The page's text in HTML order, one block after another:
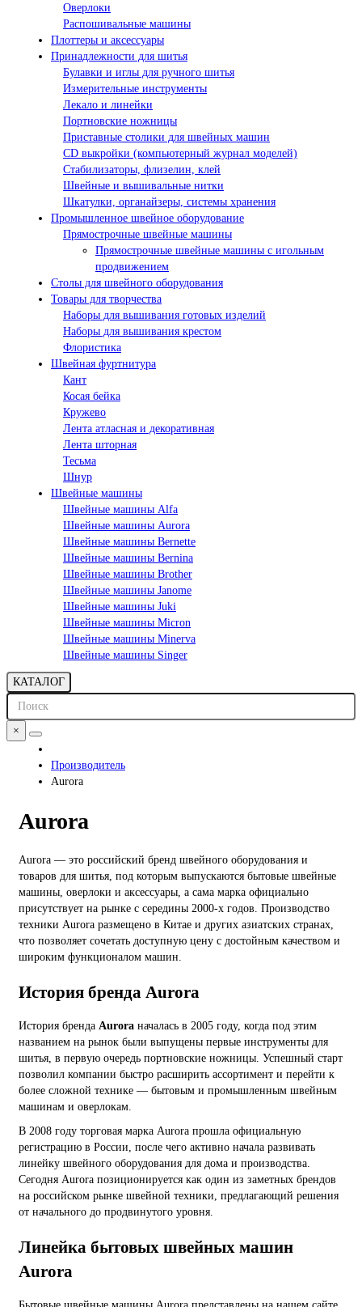
Оверлоки
Распошивальные машины
Плоттеры и аксессуары
Принадлежности для шитья
Булавки и иглы для ручного шитья
Измерительные инструменты
Лекало и линейки
Портновские ножницы
Приставные столики для швейных машин
СD выкройки (компьютерный журнал моделей)
Стабилизаторы, флизелин, клей
Швейные и вышивальные нитки
Шкатулки, органайзеры, системы хранения
Промышленное швейное оборудование
Прямострочные швейные машины
Прямострочные швейные машины с игольным
продвижением
Столы для швейного оборудования
Товары для творчества
Наборы для вышивания готовых изделий
Наборы для вышивания крестом
Флористика
Швейная фуртнитура
Кант
Косая бейка
Кружево
Лента aтласная и декоративная
Лента шторная
Тесьма
Шнур
Швейные машины
Швейные машины Alfa
Швейные машины Aurora
Швейные машины Bernette
Швейные машины Bernina
Швейные машины Brother
Швейные машины Janome
Швейные машины Juki
Швейные машины Micron
Швейные машины Minerva
Швейные машины Singer
КАТАЛОГ
×
Производитель
Aurora
Aurora
Aurora — это российский бренд швейного оборудования и
товаров для шитья, под которым выпускаются бытовые швейные
машины, оверлоки и аксессуары, а сама марка официально
присутствует на рынке с середины 2000‑х годов. Производство
техники Aurora размещено в Китае и других азиатских странах,
что позволяет сочетать доступную цену с достойным качеством и
широким функционалом машин.
История бренда Aurora
История бренда Aurora началась в 2005 году, когда под этим
названием на рынок были выпущены первые инструменты для
шитья, в первую очередь портновские ножницы. Успешный старт
позволил компании быстро расширить ассортимент и перейти к
более сложной технике — бытовым и промышленным швейным
машинам и оверлокам.
В 2008 году торговая марка Aurora прошла официальную
регистрацию в России, после чего активно начала развивать
линейку швейного оборудования для дома и производства.
Сегодня Aurora позиционируется как один из заметных брендов
на российском рынке швейной техники, предлагающий решения
от начального до продвинутого уровня.
Линейка бытовых швейных машин
Aurora